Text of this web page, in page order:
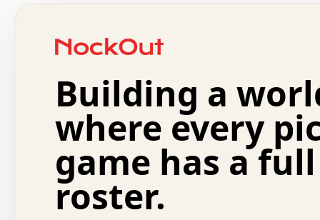
.   +   .   .   o   .   .   .   .   .   .   :   .
.   .   .   o   .   .   .   .   .   .   .   .   x   .
.   .   .   .   +   .   .   .   .   .   .   .   +
.   :   .   .   .   .   .   .   .   .   o   .   .
.   .   .   x   .   .   .   .   .   .   :   .   .   o
.   .   .   .   :   .   .   .   .   o   .   .   .
+   .   .   :   .   .   .   .   .   .   .   .   .
.   .   .   .   .   .   .   :   .   .   .   .   .
.   .   .   .   .   .   .   +   .   .   x   .   .
.   .   .   .   .   :   +   .   .   .   .   .   o
.   .   .   .   .   .   .   .   .   .   .   .   .
Building a
where every
game has a full
roster.